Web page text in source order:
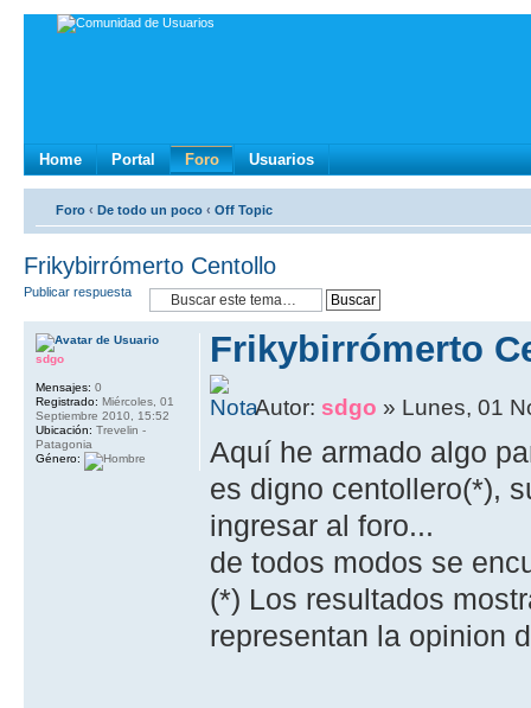
Home Portal Foro Usuarios
Foro ‹ De todo un poco ‹ Off Topic
Frikybirrómerto Centollo
Publicar respuesta
Frikybirrómerto
Autor: sdgo » Lunes, 01
Aquí he armado algo
es digno centollero(*),
ingresar al foro...
de todos modos se
(*) Los resultados
representan la opinion
sdgo
Mensajes: 0
Registrado: Miércoles, 01
Septiembre 2010, 15:52
Ubicación: Trevelin -
Patagonia
Género: